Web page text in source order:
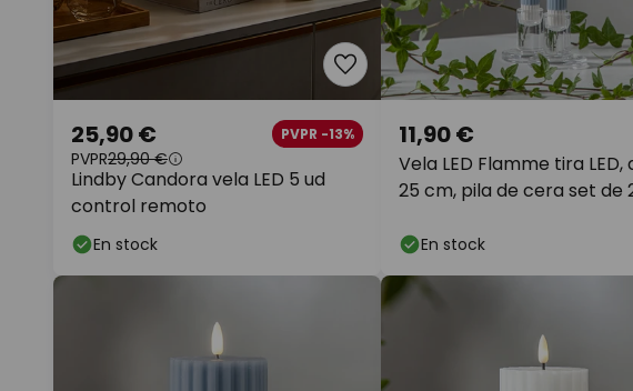
Lindby Candora vela LED 5 ud
control remoto
25,90 € PVPR -13%
PVPR29,90 €
En stock
Vela LED Flamme tira LED,
25 cm, pila de cera set de
11,90 €
En stock